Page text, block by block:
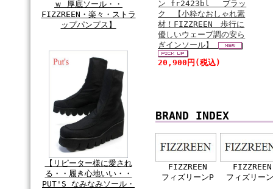
ｗ 厚底ソール・・
FIZZREEN・楽々・ストラ
ップパンプス】
【リピーター様に愛され
る・・履き心地いい・・
PUT'S なみなみソール・
ン fr2423bl ブラッ
ク 【小粋なおしゃれ素
材！FIZZREEN 歩行に
優しいウェーブ調の安ら
ぎインソール】
20,900円(税込)
BRAND INDEX
FIZZREEN
フィズリーンP
FIZZREEN
フィズリー